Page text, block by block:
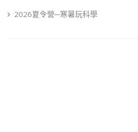
2026夏令營─寒暑玩科學